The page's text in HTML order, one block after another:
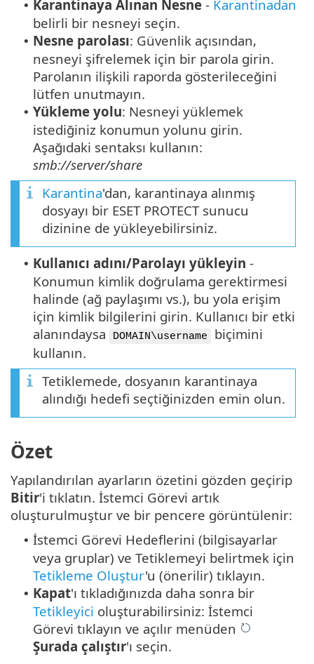
• Karantinaya Alınan Nesne - Karantinadan
belirli bir nesneyi seçin.
• Nesne parolası: Güvenlik açısından,
nesneyi şifrelemek için bir parola girin.
Parolanın ilişkili raporda gösterileceğini
lütfen unutmayın.
• Yükleme yolu: Nesneyi yüklemek
istediğiniz konumun yolunu girin.
Aşağıdaki sentaksı kullanın:
smb://server/share
Karantina'dan, karantinaya alınmış
dosyayı bir ESET PROTECT sunucu
dizinine de yükleyebilirsiniz.
• Kullanıcı adını/Parolayı yükleyin -
Konumun kimlik doğrulama gerektirmesi
halinde (ağ paylaşımı vs.), bu yola erişim
için kimlik bilgilerini girin. Kullanıcı bir etki
alanındaysa
DOMAIN\username
biçimini
kullanın.
Tetiklemede, dosyanın karantinaya
alındığı hedefi seçtiğinizden emin olun.
Özet
Yapılandırılan ayarların özetini gözden geçirip
Bitir'i tıklatın. İstemci Görevi artık
oluşturulmuştur ve bir pencere görüntülenir:
• İstemci Görevi Hedeflerini (bilgisayarlar
veya gruplar) ve Tetiklemeyi belirtmek için
Tetikleme Oluştur'u (önerilir) tıklayın.
• Kapat'ı tıkladığınızda daha sonra bir
Tetikleyici oluşturabilirsiniz: İstemci
Görevi tıklayın ve açılır menüden
Şurada çalıştır'ı seçin.